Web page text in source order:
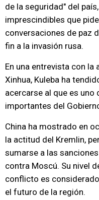
de la seguridad" del
imprescindibles que
conversaciones de paz
fin a la invasión rusa.
En una entrevista con
Xinhua, Kuleba ha
acercarse al que es
importantes del
China ha mostrado en
la actitud del Kremlin,
sumarse a las
contra Moscú. Su nivel
conflicto es
el futuro de la región.